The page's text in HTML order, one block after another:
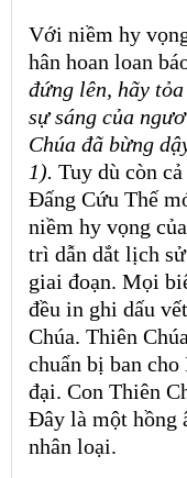
Với niềm hy
hân hoan loan
đứng lên, hãy
sự sáng của
Chúa đã bừng
1). Tuy dù còn
Đấng Cứu Thế
niềm hy vọng
trì dẫn dắt lịch
giai đoạn. Mọi
đều in ghi dấu
Chúa. Thiên
chuẩn bị ban
đại. Con Thiên
Đây là một hồng
nhân loại.